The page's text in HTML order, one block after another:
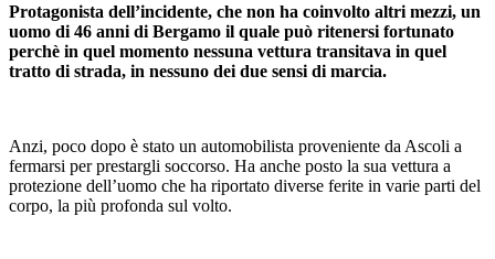
Protagonista dell’incidente, che non ha coinvolto altri mezzi, un
uomo di 46 anni di Bergamo il quale può ritenersi fortunato
perchè in quel momento nessuna vettura transitava in quel
tratto di strada, in nessuno dei due sensi di marcia.
Anzi, poco dopo è stato un automobilista proveniente da Ascoli a
fermarsi per prestargli soccorso. Ha anche posto la sua vettura a
protezione dell’uomo che ha riportato diverse ferite in varie parti del
corpo, la più profonda sul volto.